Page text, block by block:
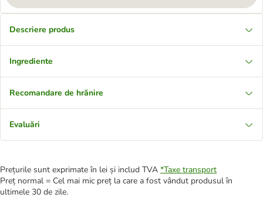
Descriere produs
Ingrediente
Recomandare de hrănire
Evaluări
Prețurile sunt exprimate în lei și includ TVA *Taxe transport
Preț normal = Cel mai mic preț la care a fost vândut produsul în
ultimele 30 de zile.